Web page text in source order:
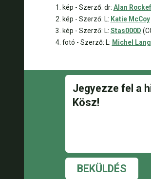
1. kép - Szerző: dr: Alan
2. kép - Szerző: L: Katie McCoy
3. kép - Szerző: L: Stas000D
4. fotó - Szerző: L: Michel
BEKÜLDÉS